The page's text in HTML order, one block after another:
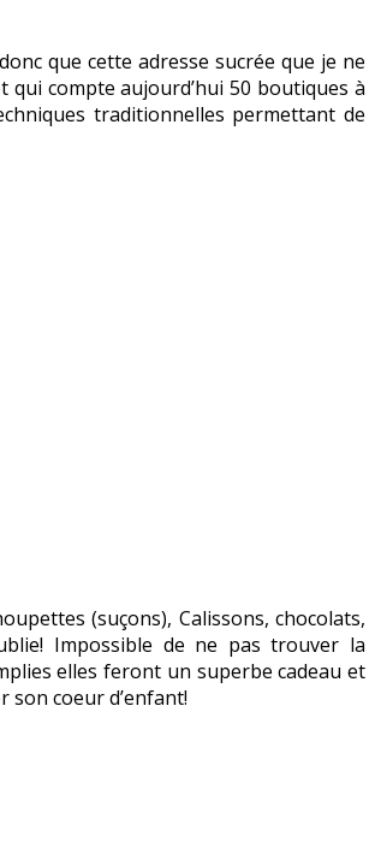
que cette adresse sucrée que je ne
qui compte aujourd’hui 50 boutiques à
traditionnelles permettant de
(suçons), Calissons, chocolats,
Impossible de ne pas trouver la
elles feront un superbe cadeau et
coeur d’enfant!